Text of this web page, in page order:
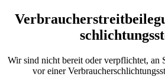
Wir sind nicht bereit oder verpflichtet, an
vor einer